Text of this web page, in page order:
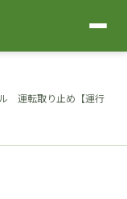
ル 運転取り止め【運行